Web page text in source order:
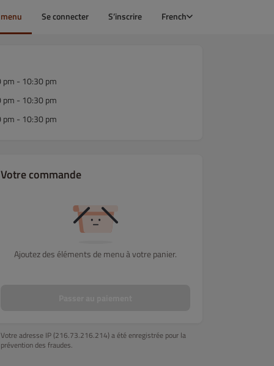
Se connecter S’inscrire French
- 10:30 pm
- 10:30 pm
- 10:30 pm
Votre commande
Ajoutez des éléments de menu à votre panier.
Votre adresse IP (216.73.216.214) a été enregistrée pour la
prévention des fraudes.